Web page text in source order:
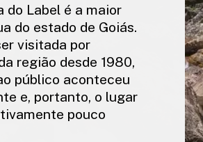
do Label é a maior
do estado de Goiás.
visitada por
região desde 1980,
público aconteceu
e, portanto, o lugar
pouco